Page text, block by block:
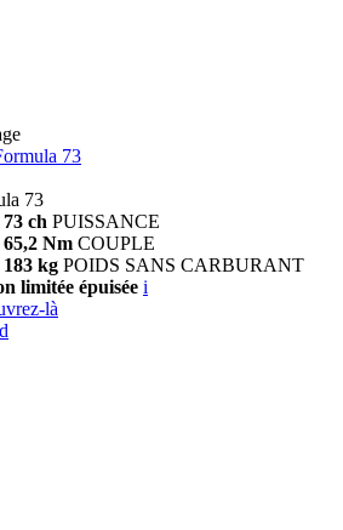
73
73
73 ch PUISSANCE
65,2 Nm COUPLE
183 kg POIDS SANS CARBURANT
limitée épuisée i
là